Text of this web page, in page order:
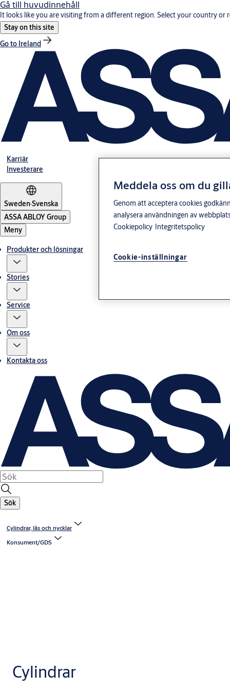
Gå till huvudinnehåll
It looks like you are visiting from a different region. Select your country or
Stay on this site
Go to Ireland
Karriär
Investerare
Sweden·Svenska
ASSA ABLOY Group
Meny
Produkter och lösningar
Stories
Service
Om oss
Kontakta oss
Sök
Cylindrar, lås och nycklar
Konsument/GDS
Cylindrar
Meddela oss om du
Genom att acceptera cookies
analysera användningen av
Cookiepolicy Integritetspolicy
Cookie-inställningar